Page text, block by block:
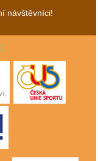
návštěvníci!